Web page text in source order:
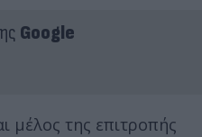
Google
μέλος της επιτροπής